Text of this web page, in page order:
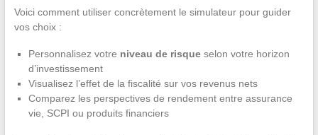
Voici comment utiliser concrètement le simulateur pour guider
vos choix :
Personnalisez votre niveau de risqueselon votre horizon
d’investissement
Visualisez l’effet de la fiscalité sur vos revenus nets
Comparez les perspectives de rendement entre assurance
vie, SCPI ou produits financiers